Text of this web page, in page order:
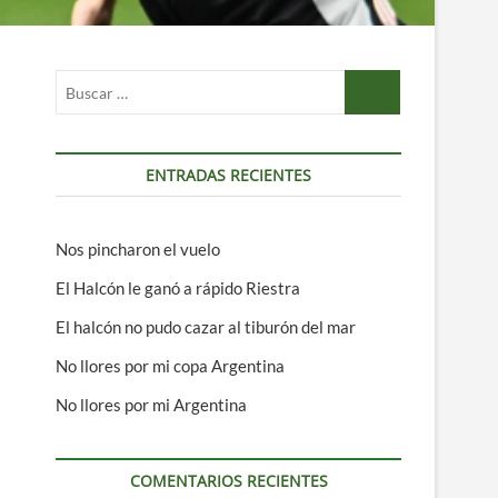
ENTRADAS RECIENTES
Nos pincharon el vuelo
El Halcón le ganó a rápido Riestra
El halcón no pudo cazar al tiburón del mar
No llores por mi copa Argentina
No llores por mi Argentina
COMENTARIOS RECIENTES